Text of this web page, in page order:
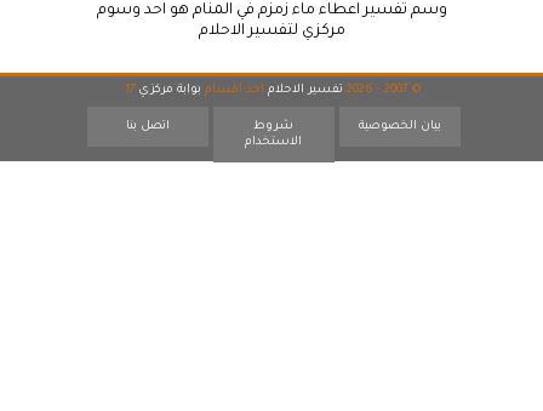
وسم تفسير اعطاء ماء زمزم في المنام هو احد وسوم
مركزي لتفسير الاحلام
© 2007 - 2026 تفسير الاحلام احد اقسام بوابة مركزي 17
بيان الخصوصية
شروط
الاستخدام
اتصل بنا